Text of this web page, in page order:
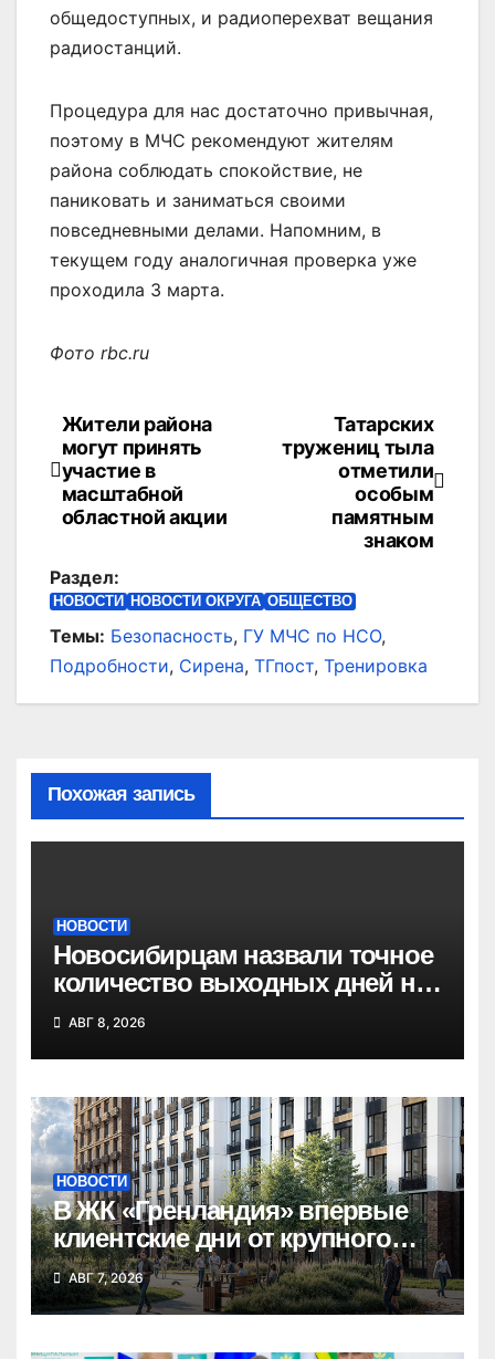
общедоступных, и радиоперехват вещания
радиостанций.
Процедура для нас достаточно привычная,
поэтому в МЧС рекомендуют жителям
района соблюдать спокойствие, не
паниковать и заниматься своими
повседневными делами. Напомним, в
текущем году аналогичная проверка уже
проходила 3 марта.
Фото rbc.ru
Навигация
по
записям
Татарских
тружениц тыла
отметили
особым
памятным
знаком
Жители района
могут принять
участие в
масштабной
областной акции
Раздел:
НОВОСТИ НОВОСТИ ОКРУГА ОБЩЕСТВО
Темы: Безопасность, ГУ МЧС по НСО,
Подробности, Сирена, ТГпост, Тренировка
Похожая запись
НОВОСТИ
Новосибирцам назвали точное
количество выходных дней на
праздники в 2027 году
АВГ 8, 2026
НОВОСТИ
В ЖК «Гренландия» впервые
клиентские дни от крупного
девелопера — группы
компаний «СОЮЗ»
АВГ 7, 2026